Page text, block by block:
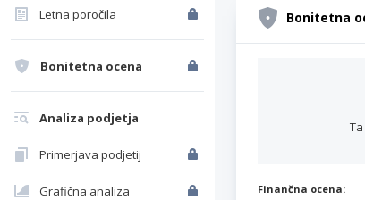
Letna poročila
Bonitetna ocena
Analiza podjetja
Primerjava podjetij
Grafična analiza
Bonitetna
Finančna ocena: